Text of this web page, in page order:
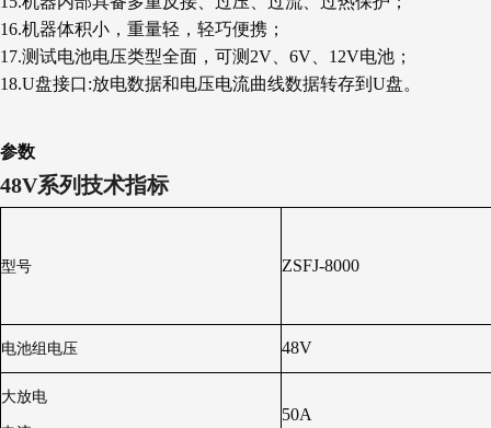
16.机器体积小，重量轻，轻巧便携；
17.测试电池电压类型全面，可测2V、6V、12V电池；
18.U盘接口:放电数据和电压电流曲线数据转存到U盘。
参数
48V系列技术指标
型号 ZSFJ-8000
电池组电压 48V
大放电
50A